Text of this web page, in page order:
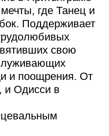
где Танец и
Поддерживает
свою
и поощрения. От
и Одисси в